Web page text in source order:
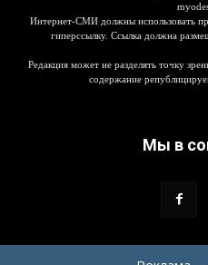
Интернет-СМИ должны использовать
гиперссылку. Ссылка должна
Редакция может не разделять точку
содержание
Мы в